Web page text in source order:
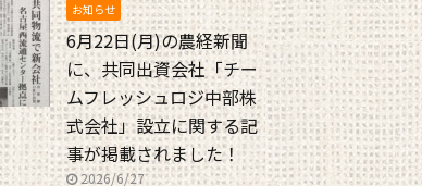
お知らせ
6月22日(月)の農経新聞
に、共同出資会社「チー
ムフレッシュロジ中部株
式会社」設立に関する記
事が掲載されました！
2026/6/27